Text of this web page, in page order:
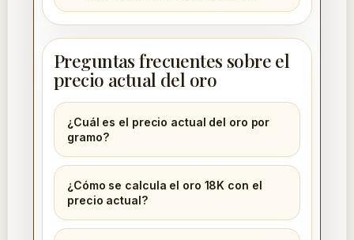
Preguntas frecuentes sobre el
precio actual del oro
¿Cuál es el precio actual del oro por
gramo?
¿Cómo se calcula el oro 18K con el
precio actual?